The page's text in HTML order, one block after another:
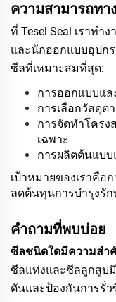
ความสามารถท
ที่ Tesel Seal เราทำ
และนักออกแบบอุปก
ซีลที่เหมาะสมที่สุด:
การออกแบบแ
การเลือกวัสดุต
การจัดทำโครง
เฉพาะ
การผลิตต้นแบ
เป้าหมายของเราคื
ลดต้นทุนการบำรุงรั
คำถามที่พบบ่อย
ซีลชนิดใดมีความสำ
ซีลแท่งและซีลลูกสูบ
ดันและป้องกันการรั่ว